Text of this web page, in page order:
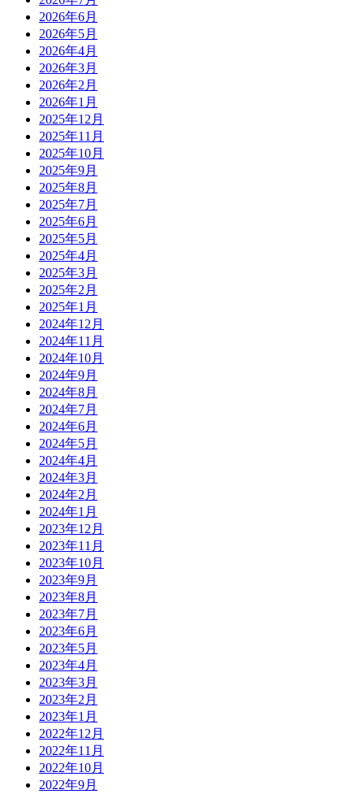
2026年6月
2026年5月
2026年4月
2026年3月
2026年2月
2026年1月
2025年12月
2025年11月
2025年10月
2025年9月
2025年8月
2025年7月
2025年6月
2025年5月
2025年4月
2025年3月
2025年2月
2025年1月
2024年12月
2024年11月
2024年10月
2024年9月
2024年8月
2024年7月
2024年6月
2024年5月
2024年4月
2024年3月
2024年2月
2024年1月
2023年12月
2023年11月
2023年10月
2023年9月
2023年8月
2023年7月
2023年6月
2023年5月
2023年4月
2023年3月
2023年2月
2023年1月
2022年12月
2022年11月
2022年10月
2022年9月